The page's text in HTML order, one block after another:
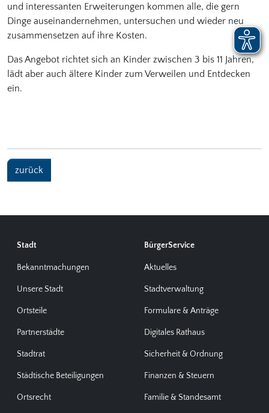
und interessanten Erweiterungen kommen alle, die gern
Dinge auseinandernehmen, untersuchen und wieder neu
zusammensetzen auf ihre Kosten.
Das Angebot richtet sich an Kinder zwischen 3 bis 11 Jahren,
lädt aber auch ältere Kinder zum Verweilen und Entdecken
ein.
zurück
Stadt
Bekanntmachungen
Unsere Stadt
Ortsteile
Partnerstädte
Stadtrat
Städtische Beteiligungen
Ortsrecht
BürgerService
Aktuelles
Stadtverwaltung
Formulare & Anträge
Digitales Rathaus
Sicherheit & Ordnung
Finanzen & Steuern
Familie & Standesamt